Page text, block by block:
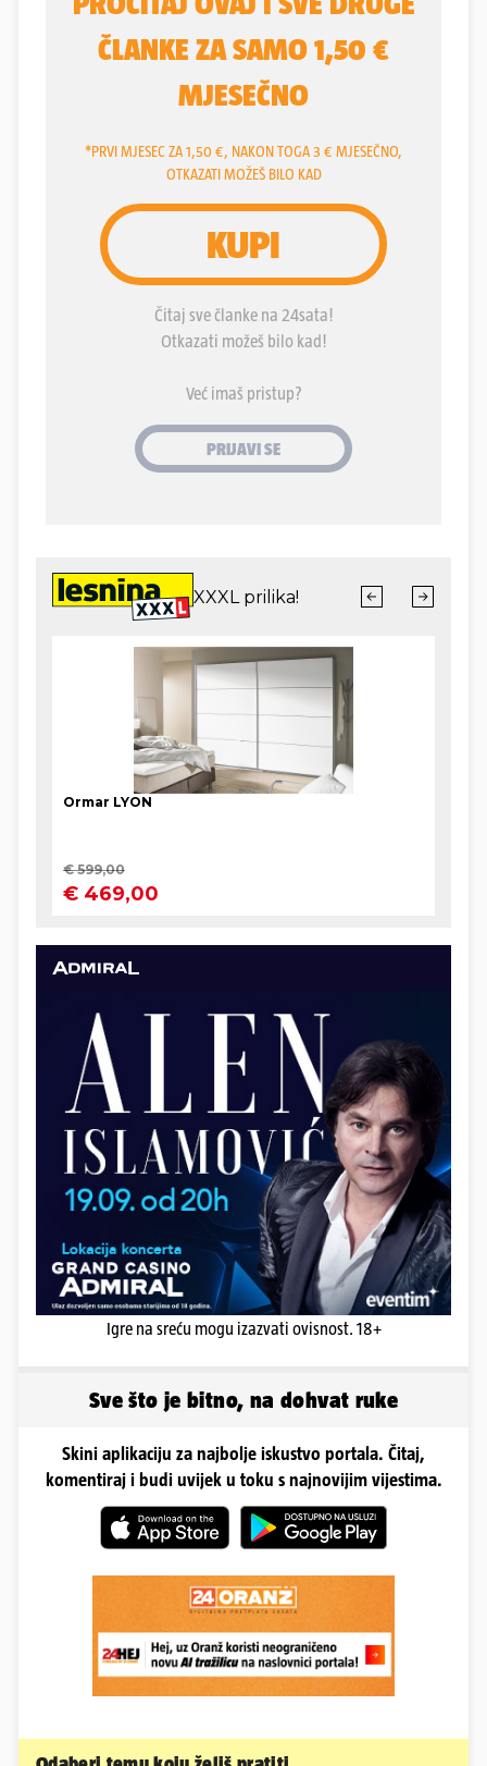
Igre na sreću mogu izazvati ovisnost. 18+
Sve što je bitno, na dohvat ruke
Skini aplikaciju za najbolje iskustvo portala. Čitaj,
komentiraj i budi uvijek u toku s najnovijim vijestima.